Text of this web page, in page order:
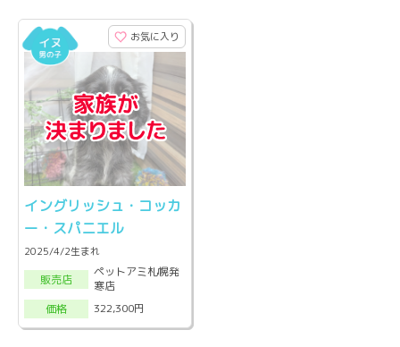
お気に入り
イングリッシュ・コッカ
ー・スパニエル
2025/4/2生まれ
販売店
ペットアミ札幌発
寒店
価格
322,300円